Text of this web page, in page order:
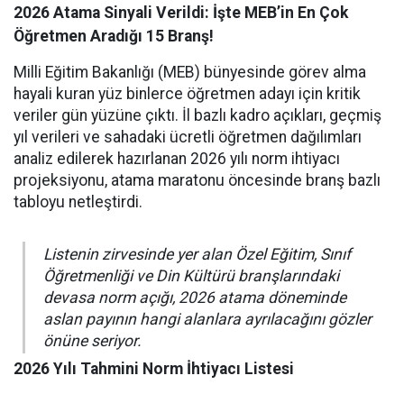
2026 Atama Sinyali Verildi: İşte MEB’in En Çok
Öğretmen Aradığı 15 Branş!
Milli Eğitim Bakanlığı (MEB) bünyesinde görev alma
hayali kuran yüz binlerce öğretmen adayı için kritik
veriler gün yüzüne çıktı. İl bazlı kadro açıkları, geçmiş
yıl verileri ve sahadaki ücretli öğretmen dağılımları
analiz edilerek hazırlanan 2026 yılı norm ihtiyacı
projeksiyonu, atama maratonu öncesinde branş bazlı
tabloyu netleştirdi.
Listenin zirvesinde yer alan Özel Eğitim, Sınıf
Öğretmenliği ve Din Kültürü branşlarındaki
devasa norm açığı, 2026 atama döneminde
aslan payının hangi alanlara ayrılacağını gözler
önüne seriyor.
2026 Yılı Tahmini Norm İhtiyacı Listesi